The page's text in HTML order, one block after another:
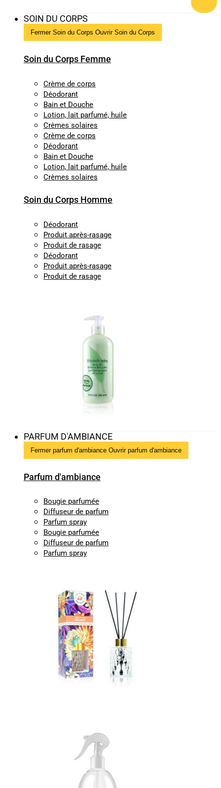
SOIN DU CORPS
Fermer Soin du Corps Ouvrir Soin du Corps
Soin du Corps Femme
Crème de corps
Déodorant
Bain et Douche
Lotion, lait parfumé, huile
Crèmes solaires
Crème de corps
Déodorant
Bain et Douche
Lotion, lait parfumé, huile
Crèmes solaires
Soin du Corps Homme
Déodorant
Produit après-rasage
Produit de rasage
Déodorant
Produit après-rasage
Produit de rasage
PARFUM D'AMBIANCE
Fermer parfum d'ambiance Ouvrir parfum d'ambiance
Parfum d'ambiance
Bougie parfumée
Diffuseur de parfum
Parfum spray
Bougie parfumée
Diffuseur de parfum
Parfum spray